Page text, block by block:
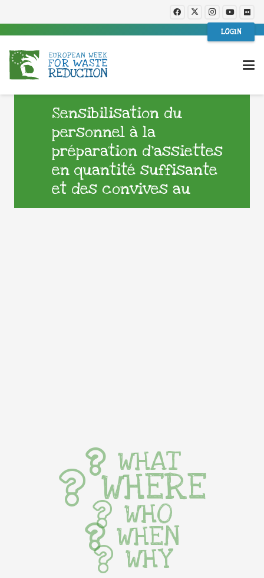
LOGIN
Sensibilisation du
personnel à la
préparation d’assiettes
en quantité suffisante
et des convives au
WHAT
WHERE
WHO
WHEN
WHY